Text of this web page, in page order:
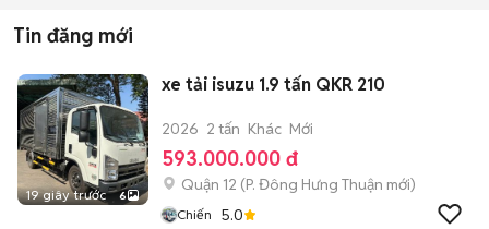
Tin đăng mới
19 giây trước 6
xe tải isuzu 1.9 tấn QKR 210
2026 2 tấn Khác Mới
593.000.000 đ
Quận 12 (P. Đông Hưng Thuận mới)
Chiến 5.0